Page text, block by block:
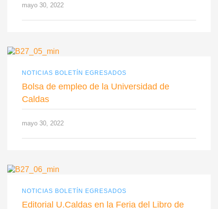
mayo 30, 2022
NOTICIAS BOLETÍN EGRESADOS
Bolsa de empleo de la Universidad de
Caldas
mayo 30, 2022
NOTICIAS BOLETÍN EGRESADOS
Editorial U.Caldas en la Feria del Libro de